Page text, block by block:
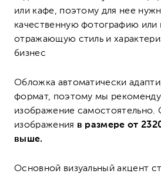
или кафе, поэтому для нее
качественную фотографию или
отражающую стиль и
бизнес
Обложка автоматически
формат, поэтому мы
изображение самостоятельно.
изображения в размере от
выше.
Основной визуальный акцент